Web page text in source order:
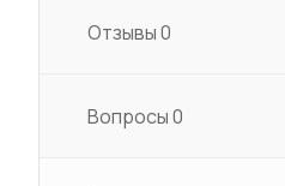
Отзывы0
Вопросы0